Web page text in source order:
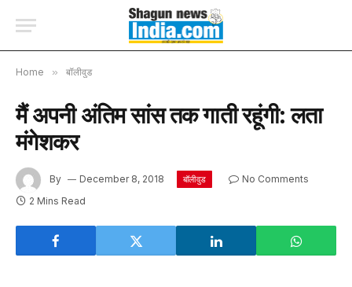
Home » बॉलीवुड
मैं अपनी अंतिम सांस तक गाती रहूंगी: लता
मंगेशकर
By December 8, 2018 बॉलीवुड
No Comments
2 Mins Read